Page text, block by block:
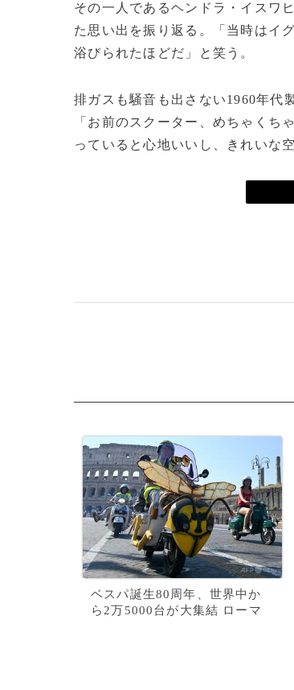
その一人であるヘンドラ・イスワ
た思い出を振り返る。「当時はイ
浴びられたほどだ」と笑う。
排ガスも騒音も出さない1960年代
「お前のスクーター、めちゃくち
っていると心地いいし、きれいな
ベスパ誕生80周年、世界中か
ら2万5000台が大集結 ローマ